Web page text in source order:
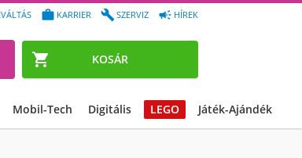
 KOSÁR
 HÍREK
 SZERVIZ
 KARRIER
Mobil-Tech Digitális LEGO Játék-Ajándék